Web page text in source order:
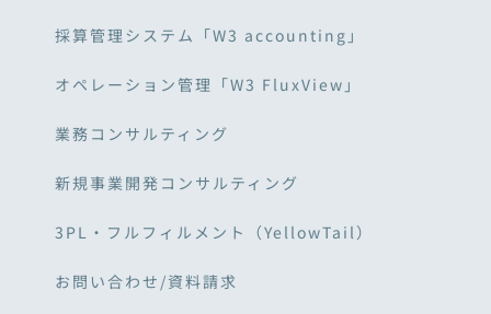
採算管理システム「W3 accounting」
オペレーション管理「W3 FluxView」
業務コンサルティング
新規事業開発コンサルティング
3PL・フルフィルメント（YellowTail）
お問い合わせ/資料請求